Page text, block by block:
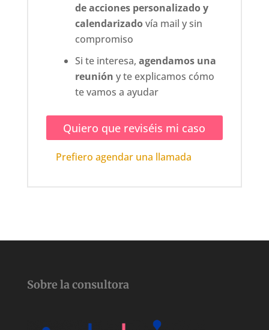
de acciones personalizado y
calendarizadovía mail y sin
compromiso
Si te interesa, agendamos una
reunión y te explicamos cómo
te vamos a ayudar
Quiero que reviséis mi caso
Prefiero agendar una llamada
Sobre la consultora